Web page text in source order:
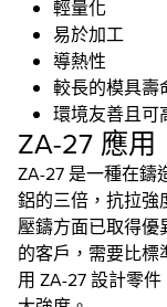
輕量化
易於加工
導熱性
較長的模具壽
環境友善且可
ZA-27 應用
ZA-27 是一種在鑄
鋁的三倍，抗拉強
壓鑄方面已取得優
的客戶，需要比
用 ZA-27 設計零